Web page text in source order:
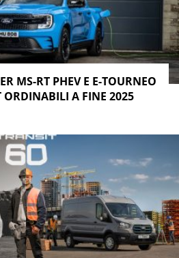
MS-RT PHEV E E-TOURNEO
ORDINABILI A FINE 2025